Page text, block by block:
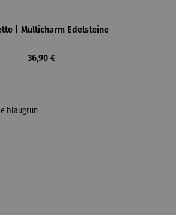
| Multicharm Edelsteine
Regulärer Preis:
36,90 €